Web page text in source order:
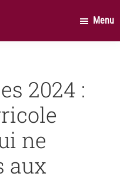
Menu
2024 :
ne
aux